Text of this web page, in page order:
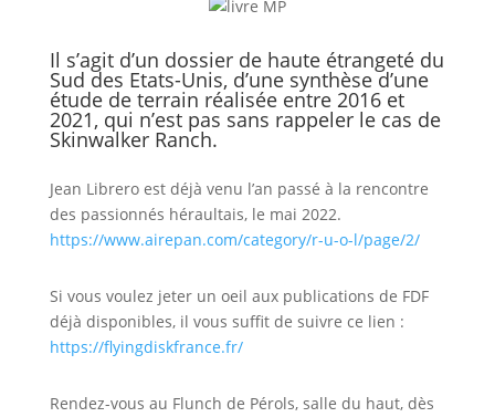
Il s’agit d’un dossier de haute étrangeté du
Sud des Etats-Unis, d’une synthèse d’une
étude de terrain réalisée entre 2016 et
2021, qui n’est pas sans rappeler le cas de
Skinwalker Ranch.
Jean Librero est déjà venu l’an passé à la rencontre
des passionnés héraultais, le mai 2022.
https://www.airepan.com/category/r-u-o-l/page/2/
Si vous voulez jeter un oeil aux publications de FDF
déjà disponibles, il vous suffit de suivre ce lien :
https://flyingdiskfrance.fr/
Rendez-vous au Flunch de Pérols, salle du haut, dès